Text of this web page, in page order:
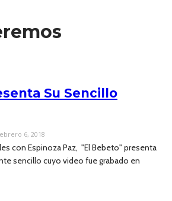
Su Sencillo
6, 2018
con Espinoza Paz, "El Bebeto" presenta
sencillo cuyo video fue grabado en